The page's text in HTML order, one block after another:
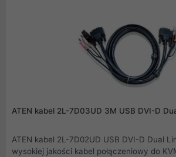
ATEN kabel 2L-7D03UD 3M USB DVI-D
ATEN kabel 2L-7D02UD USB DVI-D Dual
wysokiej jakości kabel połączeniowy do